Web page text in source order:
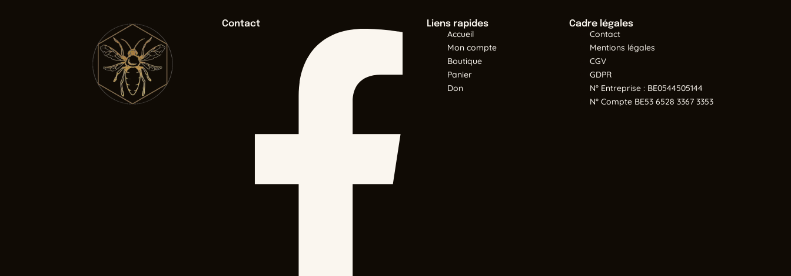
Contact Liens rapides
Accueil
Mon compte
Boutique
Panier
Don
Cadre légales
Contact
Mentions légales
CGV
GDPR
N° Entreprise : BE0544505144
N° Compte BE53 6528 3367 3353